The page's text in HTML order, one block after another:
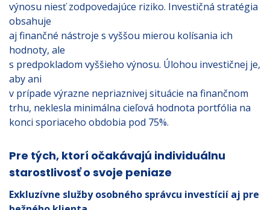
výnosu niesť zodpovedajúce riziko. Investičná stratégia
obsahuje
aj finančné nástroje s vyššou mierou kolísania ich
hodnoty, ale
s predpokladom vyššieho výnosu. Úlohou investičnej je,
aby ani
v prípade výrazne nepriaznivej situácie na finančnom
trhu, neklesla minimálna cieľová hodnota portfólia na
konci sporiaceho obdobia pod 75%.
Pre tých, ktorí očakávajú individuálnu
starostlivosť o svoje peniaze
Exkluzívne služby osobného správcu investícií aj pre